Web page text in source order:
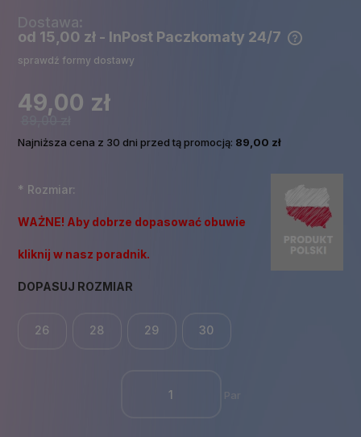
Dostawa:
od 15,00 zł - InPost Paczkomaty 24/7
sprawdź formy dostawy
49,00 zł
89,00 zł
Najniższa cena z 30 dni przed tą promocją: 89,00 zł
* Rozmiar:
WAŻNE! Aby dobrze dopasować obuwie
kliknij w nasz poradnik.
DOPASUJ ROZMIAR
26 28 29 30
Par